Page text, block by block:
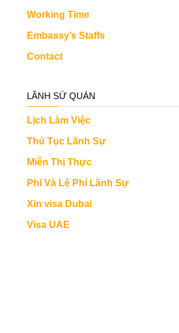
Working Time
Embassy’s Staffs
Contact
LÃNH SỨ QUÁN
Lịch Làm Việc
Thủ Tục Lãnh Sự
Miễn Thị Thực
Phí Và Lệ Phí Lãnh Sự
Xin visa Dubai
Visa UAE